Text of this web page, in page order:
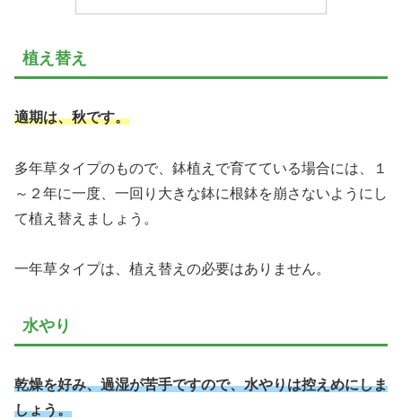
植え替え
適期は、秋です。
多年草タイプのもので、鉢植えで育てている場合には、１
～２年に一度、一回り大きな鉢に根鉢を崩さないようにし
て植え替えましょう。
一年草タイプは、植え替えの必要はありません。
水やり
乾燥を好み、過湿が苦手ですので、水やりは控えめにしま
しょう。